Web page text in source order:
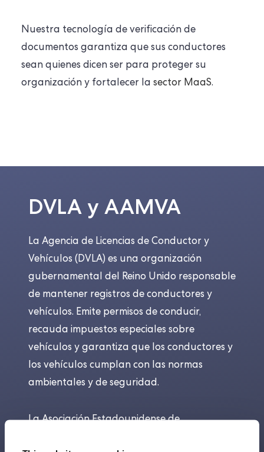
Nuestra tecnología de verificación de
documentos garantiza que sus conductores
sean quienes dicen ser para proteger su
organización y fortalecer la sector MaaS.
DVLA y AAMVA
La Agencia de Licencias de Conductor y
Vehículos (DVLA) es una organización
gubernamental del Reino Unido responsable
de mantener registros de conductores y
vehículos. Emite permisos de conducir,
recauda impuestos especiales sobre
vehículos y garantiza que los conductores y
los vehículos cumplan con las normas
ambientales y de seguridad.
La Asociación Estadounidense de